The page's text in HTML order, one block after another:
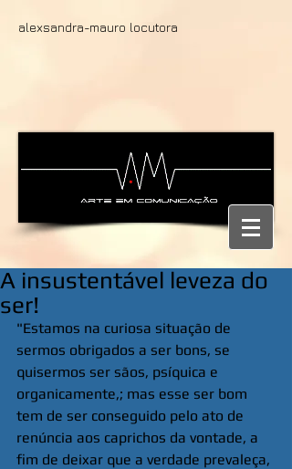
alexsandra-mauro locutora
A insustentável leveza do
ser!
"Estamos na curiosa situação de
sermos obrigados a ser bons, se
quisermos ser sãos, psíquica e
organicamente,; mas esse ser bom
tem de ser conseguido pelo ato de
renúncia aos caprichos da vontade, a
fim de deixar que a verdade prevaleça,